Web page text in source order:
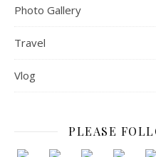
Photo Gallery
Travel
Vlog
PLEASE